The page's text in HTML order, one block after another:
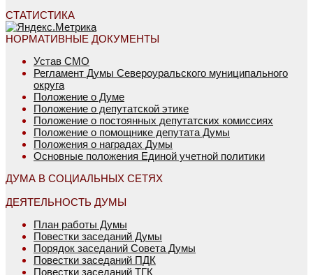
СТАТИСТИКА
НОРМАТИВНЫЕ ДОКУМЕНТЫ
Устав СМО
Регламент Думы Североуральского муниципального
округа
Положение о Думе
Положение о депутатской этике
Положение о постоянных депутатских комиссиях
Положение о помощнике депутата Думы
Положения о наградах Думы
Основные положения Единой учетной политики
ДУМА В СОЦИАЛЬНЫХ СЕТЯХ
ДЕЯТЕЛЬНОСТЬ ДУМЫ
План работы Думы
Повестки заседаний Думы
Порядок заседаний Совета Думы
Повестки заседаний ПДК
Повестки заседаний ТГК